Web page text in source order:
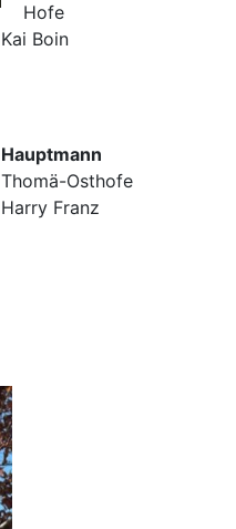
Hofe
Kai Boin
Hauptmann
Thomä-Osthofe
Harry Franz